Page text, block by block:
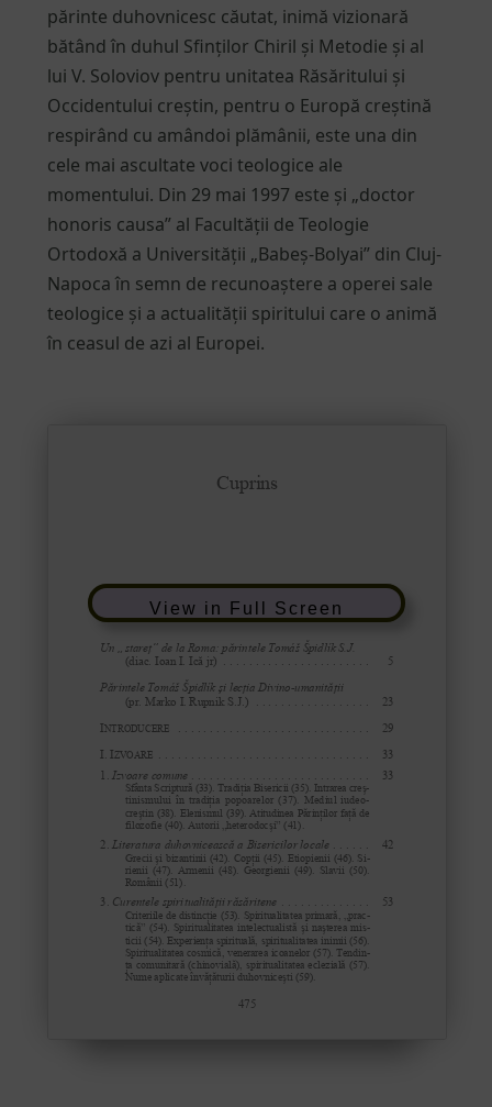
părinte duhovnicesc căutat, inimă vizionară
bătând în duhul Sfinților Chiril și Metodie și al
lui V. Soloviov pentru unitatea Răsăritului și
Occidentului creștin, pentru o Europă creștină
respirând cu amândoi plămânii, este una din
cele mai ascultate voci teologice ale
momentului. Din 29 mai 1997 este și „doctor
honoris causa” al Facultății de Teologie
Ortodoxă a Universității „Babeș-Bolyai” din Cluj-
Napoca în semn de recunoaștere a operei sale
teologice și a actualității spiritului care o animă
în ceasul de azi al Europei.
View in Full Screen